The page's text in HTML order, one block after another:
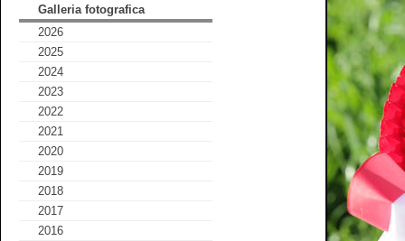
Galleria fotografica
2026
2025
2024
2023
2022
2021
2020
2019
2018
2017
2016